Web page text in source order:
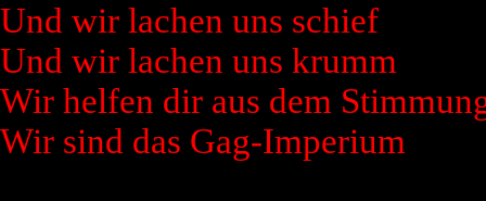
Und wir lachen uns schief
Und wir lachen uns krumm
Wir helfen dir aus dem
Wir sind das Gag-Imperium